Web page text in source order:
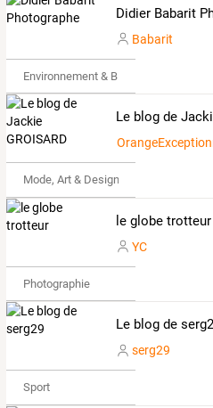
Babarit
Environnement & Bio
Mode, Art & Design
le globe trotteur
YC
Photographie
Le blog de
serg29
Sport